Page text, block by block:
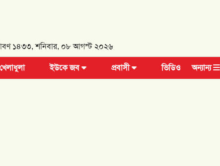
১৪৩৩, শনিবার, ০৮ আগস্ট ২০২৬
খেলাধুলা ইউকে জব প্রবাসী ভিডিও অন্যান্য